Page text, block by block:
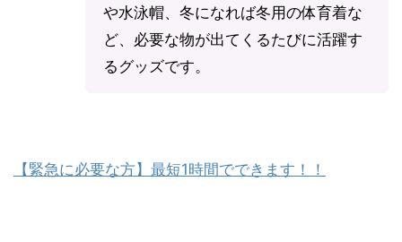
や水泳帽、冬になれば冬用の体育着な
ど、必要な物が出てくるたびに活躍す
るグッズです。
【緊急に必要な方】最短1時間でできます！！